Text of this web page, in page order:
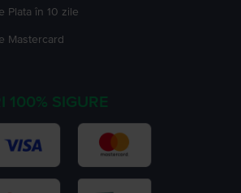
Plata în 10 zile
Mastercard
100% SIGURE